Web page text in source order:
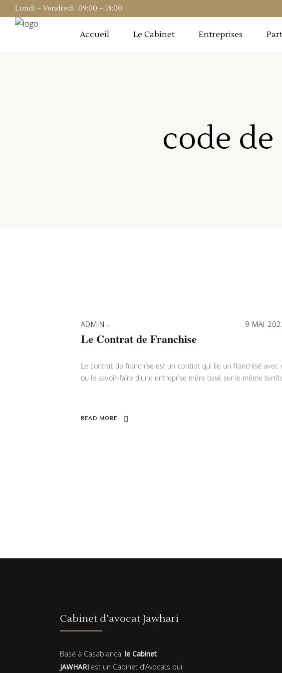
Lundi – Vendredi : 09:00 – 18:00
Accueil Le Cabinet Entreprises
code
ADMIN 9 MAI
Le Contrat de Franchise
Le contrat de franchise est un contrat qui lie un franchisé
ou le savoir-faire d’une entreprise mère basé sur le même
READ MORE
Cabinet d’avocat Jawhari
Basé à Casablanca, le Cabinet
JAWHARI est un Cabinet d’Avocats qui